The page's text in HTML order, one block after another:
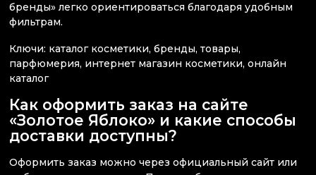
бренды» легко ориентироваться благодаря удобным
фильтрам.
Ключи: каталог косметики, бренды, товары,
парфюмерия, интернет магазин косметики, онлайн
каталог
Как оформить заказ на сайте
«Золотое Яблоко» и какие способы
доставки доступны?
Оформить заказ можно через официальный сайт или